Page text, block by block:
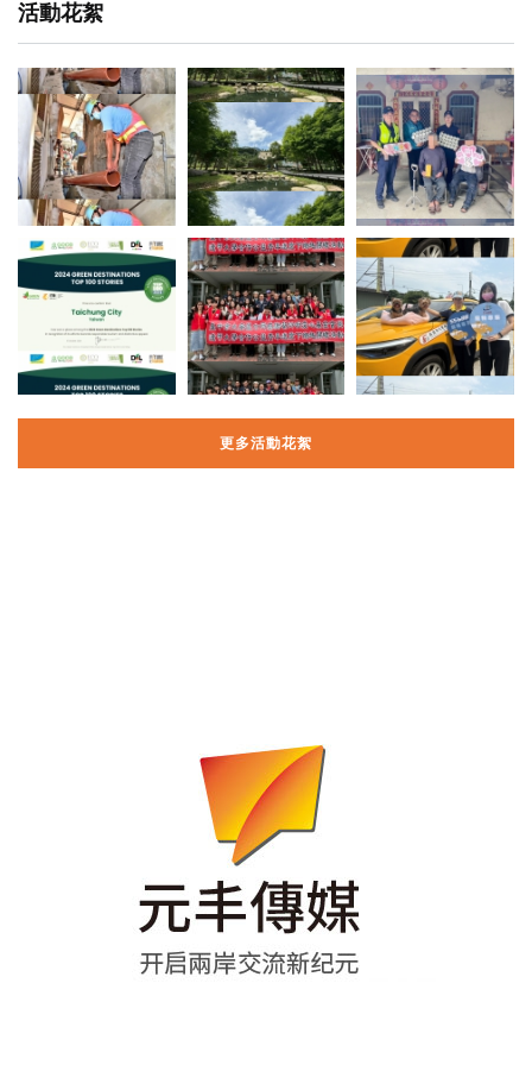
活動花絮
更多活動花絮